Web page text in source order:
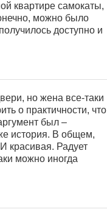
квартире самокаты,
можно было
доступно и
но жена все-таки
о практичности, что
был –
история. В общем,
красивая. Радует
можно иногда